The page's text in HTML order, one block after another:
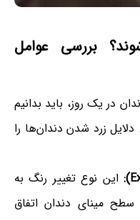
بررسی عوامل
در یک روز، باید بدانیم
زرد شدن دندان‌ها را
این نوع تغییر رنگ به
مینای دندان اتفاق